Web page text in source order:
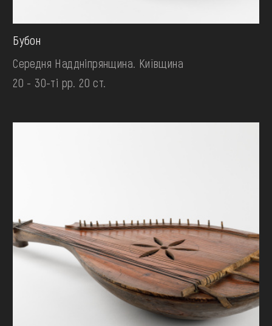
Бубон
Середня Наддніпрянщина. Київщина
20 - 30-ті рр. 20 ст.